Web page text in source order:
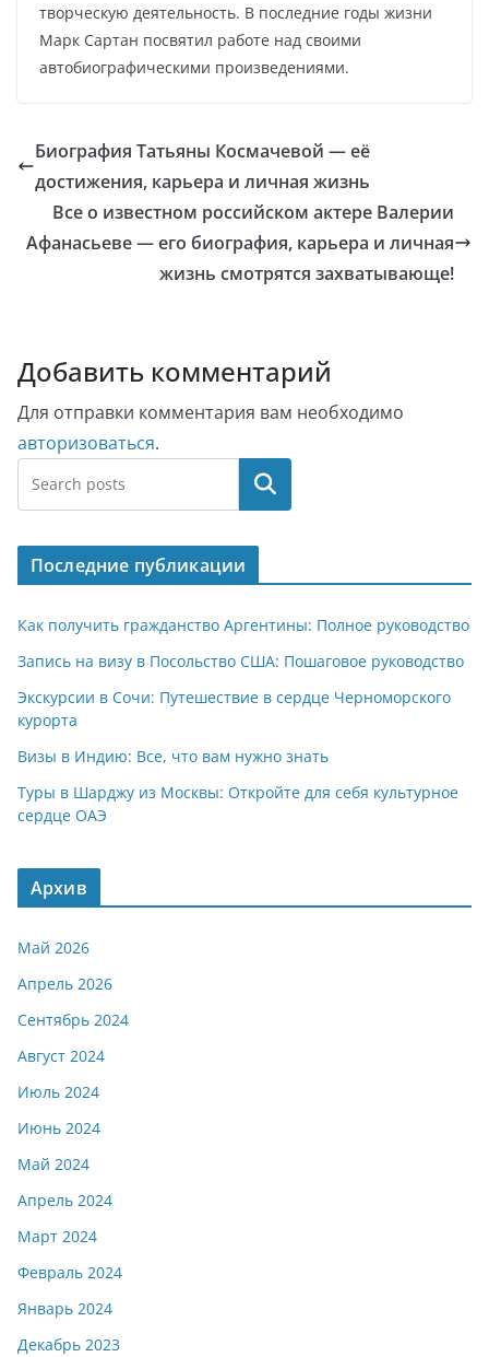
творческую деятельность. В последние годы жизни
Марк Сартан посвятил работе над своими
автобиографическими произведениями.
Биография Татьяны Космачевой — её
достижения, карьера и личная жизнь
Все о известном российском актере Валерии
Афанасьеве — его биография, карьера и личная
жизнь смотрятся захватывающе!
Добавить комментарий
Для отправки комментария вам необходимо
авторизоваться.
Поиск
Последние публикации
Как получить гражданство Аргентины: Полное руководство
Запись на визу в Посольство США: Пошаговое руководство
Экскурсии в Сочи: Путешествие в сердце Черноморского
курорта
Визы в Индию: Все, что вам нужно знать
Туры в Шарджу из Москвы: Откройте для себя культурное
сердце ОАЭ
Архив
Май 2026
Апрель 2026
Сентябрь 2024
Август 2024
Июль 2024
Июнь 2024
Май 2024
Апрель 2024
Март 2024
Февраль 2024
Январь 2024
Декабрь 2023